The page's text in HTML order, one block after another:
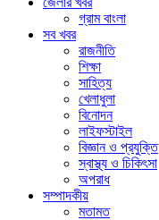
গ্রাম বাংলা
সব খবর
রাজনীতি
শিক্ষা
সাহিত্য
খেলাধুলা
বিনোদন
লাইফস্টাইল
বিজ্ঞান ও প্রযুক্তি
স্বাস্থ্য ও চিকিৎসা
অপরাধ
সম্পাদকীয়
মতামত